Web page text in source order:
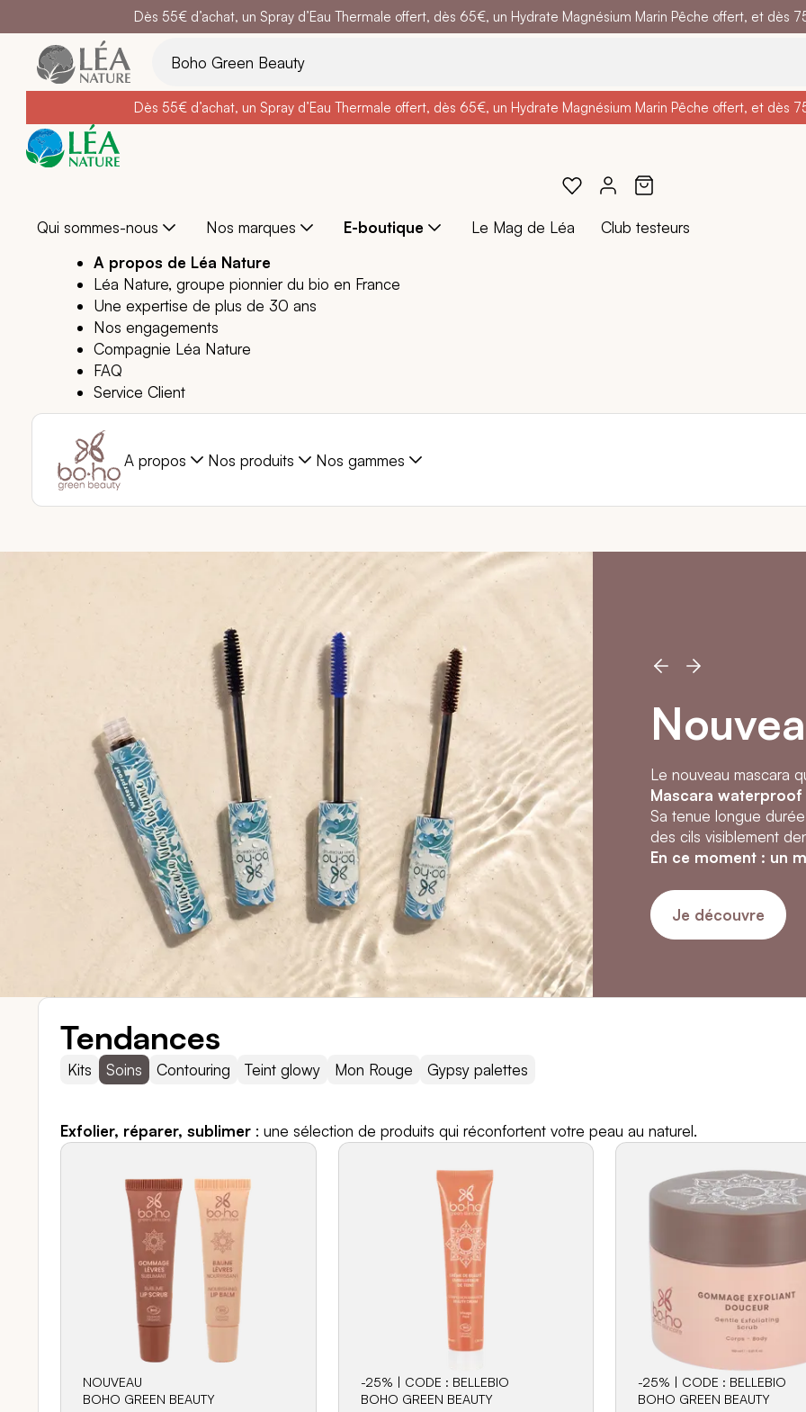
Belle semaine: Profitez de-25% + Livraison offertedès 30€ d'achat avec le
BRADERIE :-40% sur une sélection de produits
Dès 55€ d’achat, un Spray d’Eau Thermale offert, dès 65€, un Hydrate Magnésium Marin Pêche offert, et dès
contenu
Belle semaine: Profitez de-25% + Livraison offertedès 30€ d'achat avec le
Braderie :-40% sur une sélection de produits
Dès 55€ d’achat, un Spray d’Eau Thermale offert, dès 65€, un Hydrate Magnésium Marin Pêche offert, et dès
Qui sommes-nous Nos marques E-boutique Le Mag de Léa
Club testeurs
A propos de Léa Nature
Léa Nature, groupe pionnier du bio en France
Une expertise de plus de 30 ans
Nos engagements
Compagnie Léa Nature
FAQ
Service Client
A propos Nos produits Nos gammes
Le nouveau mascara
Mascara waterproof
Sa tenue longue
des cils visiblement
En ce moment : un
Je découvre
Tendances
Kits Soins Contouring Teint glowy Mon Rouge Gypsy palettes
Exfolier, réparer, sublimer : une sélection de produits qui réconfortent votre peau au naturel.
NOUVEAU
BOHO GREEN BEAUTY
-25% | CODE : BELLEBIO
BOHO GREEN BEAUTY
-25% | CODE : BELLEBIO
BOHO GREEN BEAUTY